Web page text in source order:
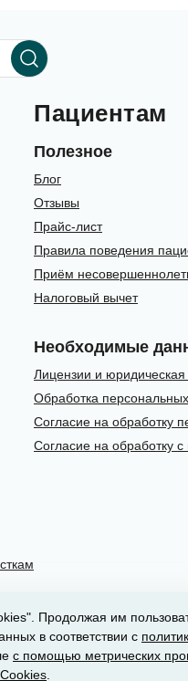
Продолжая им
в соответствии с
с помощью метрических
Пациентам
Полезное
Блог
Отзывы
Прайс-лист
Правила поведения
Приём
Налоговый вычет
Необходимые
Лицензии и
Обработка
Согласие на обработку
Согласие на обработку
Dental Way